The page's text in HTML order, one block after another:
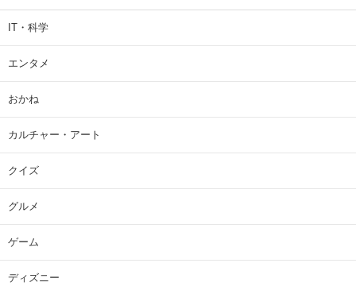
IT・科学
エンタメ
おかね
カルチャー・アート
クイズ
グルメ
ゲーム
ディズニー